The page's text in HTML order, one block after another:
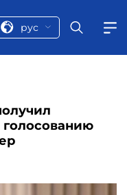
рус
голосованию